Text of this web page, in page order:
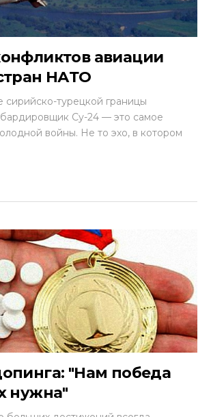
авиации
НАТО
сирийско-турецкой границы
Су-24 — это самое
войны. Не то эхо, в котором
"Нам победа
нужна"